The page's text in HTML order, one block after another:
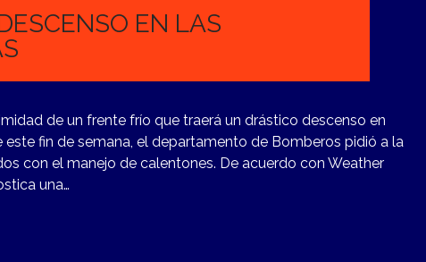
Noticias
Contacto
EN LAS
de un frente frío que traerá un drástico descenso en
fin de semana, el departamento de Bomberos pidió a la
con el manejo de calentones. De acuerdo con Weather
una…